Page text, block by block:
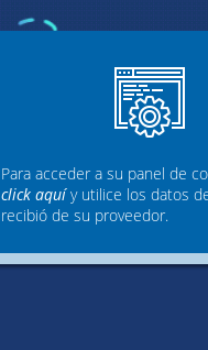
Para acceder a su panel de
click aquíy utilice los datos
recibió de su proveedor.